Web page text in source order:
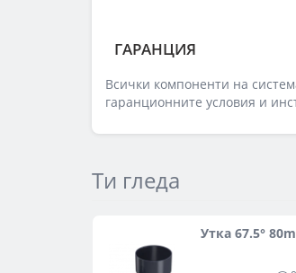
ГАРАНЦИЯ
Всички компоненти на
гаранционните условия и
Ти гледа
Утка 67.5°